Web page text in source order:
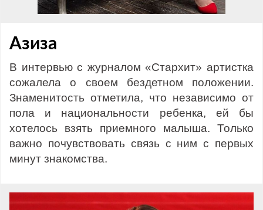
Азиза
В интервью с журналом «Стархит» артистка
сожалела о своем бездетном положении.
Знаменитость отметила, что независимо от
пола и национальности ребенка, ей бы
хотелось взять приемного малыша. Только
важно почувствовать связь с ним с первых
минут знакомства.